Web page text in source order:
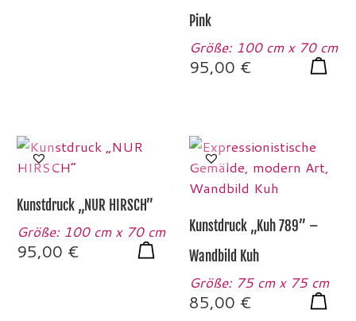
Pink
Größe: 100 cm x 70 cm
95,00 €
Kunstdruck „NUR HIRSCH”
Größe: 100 cm x 70 cm
95,00 €
Kunstdruck „Kuh 789” –
Wandbild Kuh
Größe: 75 cm x 75 cm
85,00 €